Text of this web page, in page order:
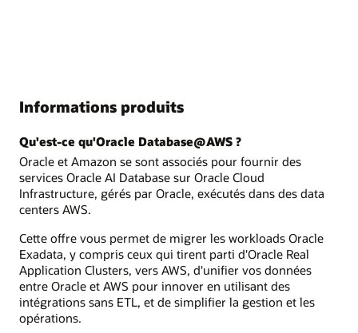
Informations produits
Qu'est-ce qu'Oracle Database@AWS ?
Oracle et Amazon se sont associés pour fournir des
services Oracle AI Database sur Oracle Cloud
Infrastructure, gérés par Oracle, exécutés dans des data
centers AWS.
Cette offre vous permet de migrer les workloads Oracle
Exadata, y compris ceux qui tirent parti d'Oracle Real
Application Clusters, vers AWS, d'unifier vos données
entre Oracle et AWS pour innover en utilisant des
intégrations sans ETL, et de simplifier la gestion et les
opérations.